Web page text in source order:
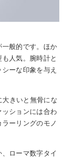
一般的です。ほか
人気。腕時計と
ーな印象を与え
きいと無骨にな
ションには合わ
ーリングのモノ
ローマ数字タイ